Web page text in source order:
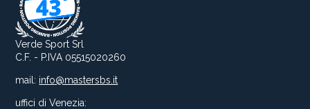
Verde Sport Srl
C.F. - P.IVA 05515020260
mail: info@mastersbs.it
uffici di Venezia: